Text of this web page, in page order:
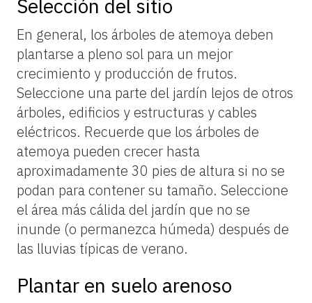
Selección del sitio
En general, los árboles de atemoya deben
plantarse a pleno sol para un mejor
crecimiento y producción de frutos.
Seleccione una parte del jardín lejos de otros
árboles, edificios y estructuras y cables
eléctricos. Recuerde que los árboles de
atemoya pueden crecer hasta
aproximadamente 30 pies de altura si no se
podan para contener su tamaño. Seleccione
el área más cálida del jardín que no se
inunde (o permanezca húmeda) después de
las lluvias típicas de verano.
Plantar en suelo arenoso